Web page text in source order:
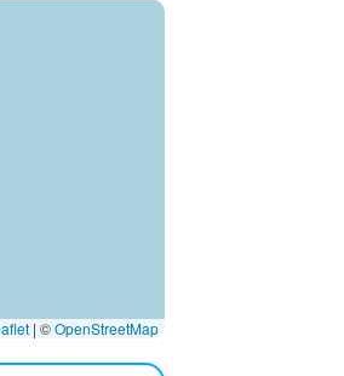
| ©OpenStreetMap